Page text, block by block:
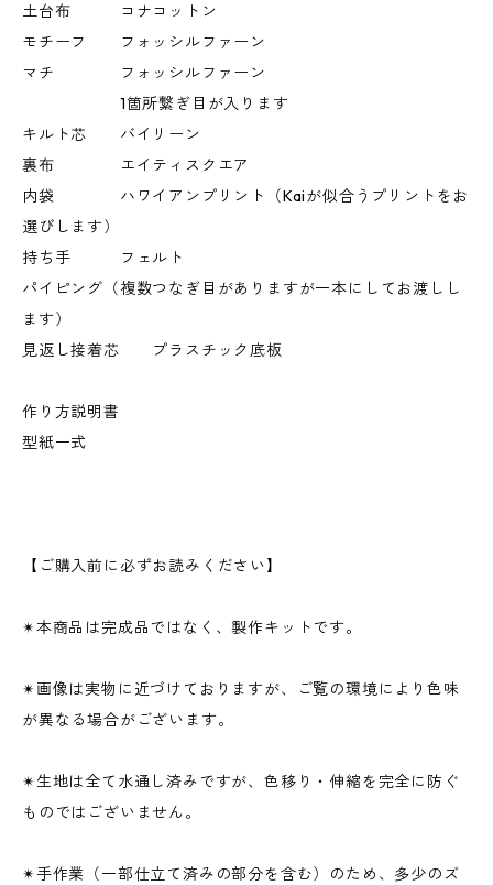
土台布 コナコットン
モチーフ フォッシルファーン
マチ フォッシルファーン
1箇所繋ぎ目が入ります
キルト芯 バイリーン
裏布 エイティスクエア
内袋 ハワイアンプリント（Kaiが似合うプリントをお
選びします）
持ち手 フェルト
パイピング（複数つなぎ目がありますが一本にしてお渡しし
ます）
見返し接着芯 プラスチック底板
作り方説明書
型紙一式
【ご購入前に必ずお読みください】
✴︎本商品は完成品ではなく、製作キットです。
✴︎画像は実物に近づけておりますが、ご覧の環境により色味
が異なる場合がございます。
✴︎生地は全て水通し済みですが、色移り・伸縮を完全に防ぐ
ものではございません。
✴︎手作業（一部仕立て済みの部分を含む）のため、多少のズ